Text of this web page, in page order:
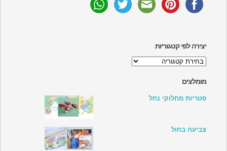
יצירה לפי קטגוריות
יצירה
קטגוריות
מומלצים
פטריות מחלוקי נחל
צביעה בחול